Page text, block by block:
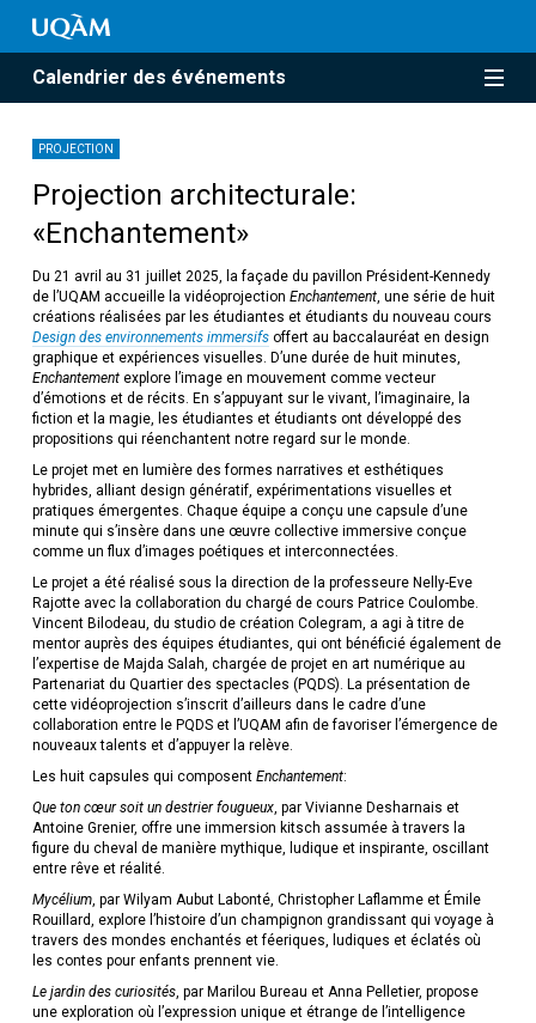
Calendrier des événements
PROJECTION
Projection architecturale:
«Enchantement»
Du 21 avril au 31 juillet 2025, la façade du pavillon Président-Kennedy
de l’UQAM accueille la vidéoprojection Enchantement, une série de huit
créations réalisées par les étudiantes et étudiants du nouveau cours
Design des environnements immersifsoffert au baccalauréat en design
graphique et expériences visuelles. D’une durée de huit minutes,
Enchantement explore l’image en mouvement comme vecteur
d’émotions et de récits. En s’appuyant sur le vivant, l’imaginaire, la
fiction et la magie, les étudiantes et étudiants ont développé des
propositions qui réenchantent notre regard sur le monde.
Le projet met en lumière des formes narratives et esthétiques
hybrides, alliant design génératif, expérimentations visuelles et
pratiques émergentes. Chaque équipe a conçu une capsule d’une
minute qui s’insère dans une œuvre collective immersive conçue
comme un flux d’images poétiques et interconnectées.
Le projet a été réalisé sous la direction de la professeure Nelly-Eve
Rajotte avec la collaboration du chargé de cours Patrice Coulombe.
Vincent Bilodeau, du studio de création Colegram, a agi à titre de
mentor auprès des équipes étudiantes, qui ont bénéficié également de
l’expertise de Majda Salah, chargée de projet en art numérique au
Partenariat du Quartier des spectacles (PQDS). La présentation de
cette vidéoprojection s’inscrit d’ailleurs dans le cadre d’une
collaboration entre le PQDS et l’UQAM afin de favoriser l’émergence de
nouveaux talents et d’appuyer la relève.
Les huit capsules qui composent Enchantement:
Que ton cœur soit un destrier fougueux, par Vivianne Desharnais et
Antoine Grenier, offre une immersion kitsch assumée à travers la
figure du cheval de manière mythique, ludique et inspirante, oscillant
entre rêve et réalité.
Mycélium, par Wilyam Aubut Labonté, Christopher Laflamme et Émile
Rouillard, explore l’histoire d’un champignon grandissant qui voyage à
travers des mondes enchantés et féeriques, ludiques et éclatés où
les contes pour enfants prennent vie.
Le jardin des curiosités, par Marilou Bureau et Anna Pelletier, propose
une exploration où l’expression unique et étrange de l’intelligence